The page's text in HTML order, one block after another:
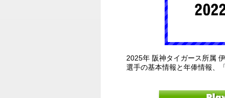
2025年 阪神タイガース所属
選手の基本情報と年俸情報、